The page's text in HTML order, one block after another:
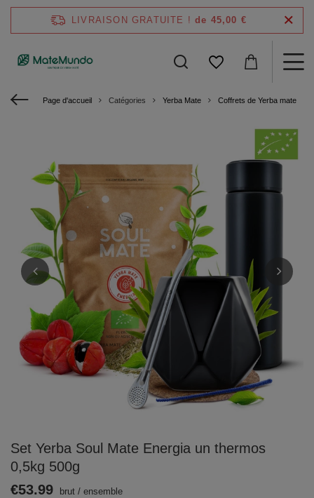
LIVRAISON GRATUITE ! de 45,00 €
Page d'accueil Catégories Yerba Mate Coffrets de Yerba mate
Set Yerba Soul Mate Energia un thermos
0,5kg 500g
€53.99 brut / ensemble